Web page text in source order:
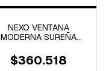
NEXO VENTANA
MODERNA SUREÑA
APERTURA DERECHA
$360.518